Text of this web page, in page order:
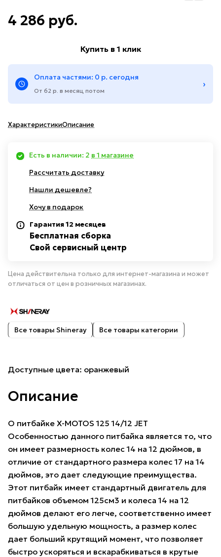
4 286 руб.
Купить в 1 клик
Оплата частями: 0 р. сегодня
От 62 р. в месяц потом
›
ХарактеристикиОписание
Есть в наличии: 2 в 1 магазине
Рассчитать доставку
Нашли дешевле?
Хочу в подарок
Гарантия 12 месяцев
Бесплатная сборка
Свой сервисный центр
Цена действительна только для интернет-магазина и может
отличаться от цен в розничных магазинах.
Все товары Shineray Все товары категории
Доступные цвета: оранжевый
Описание
О питбайке X-MOTOS 125 14/12 JET
Особенностью данного питбайка является то, что
он имеет размерность колес 14 на 12 дюймов, в
отличие от стандартного размера колес 17 на 14
дюймов, это дает следующие преимущества.
Этот питбайк имеет стандартный двигатель для
питбайков объемом 125см3 и колеса 14 на 12
дюймов делают его легче, соответственно имеет
большую удельную мощность, а размер колес
дает больший крутящий момент, что позволяет
быстро ускоряться и вскарабкиваться в крутые